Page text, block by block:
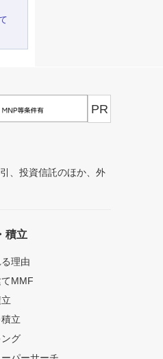
PR
、投資信託のほか、外
積立
理由
MMF
立
グ